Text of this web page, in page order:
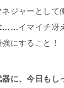
ジャーとして
……イマイチ冴
強にすること！
器に、今日もし